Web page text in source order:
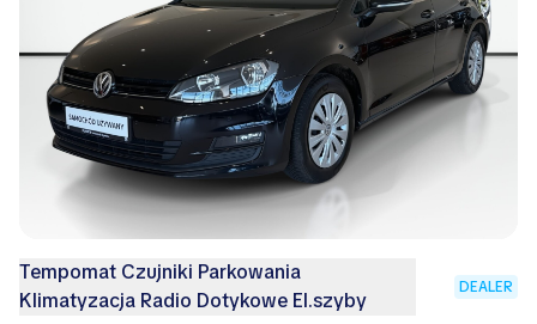
Tempomat Czujniki Parkowania
Klimatyzacja Radio Dotykowe El.szyby
DEALER